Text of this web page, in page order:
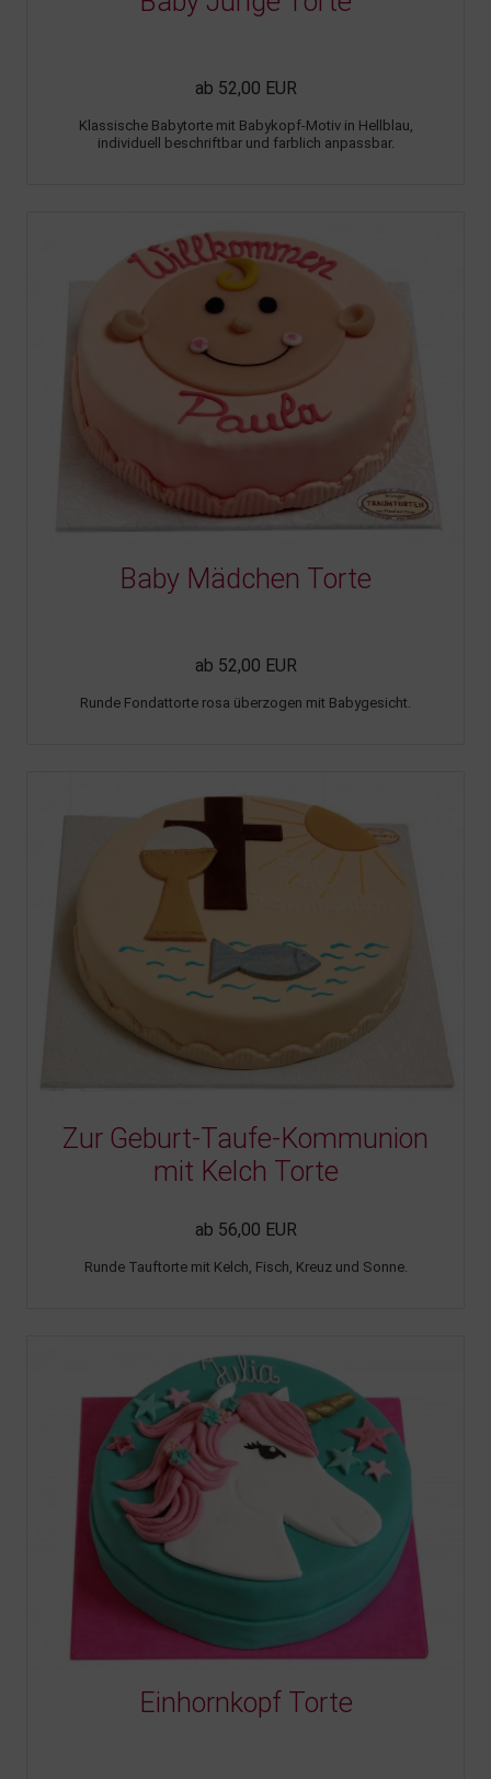
ab 52,00 EUR
Klassische Babytorte mit Babykopf-Motiv in Hellblau,
individuell beschriftbar und farblich anpassbar.
Baby Mädchen Torte
ab 52,00 EUR
Runde Fondattorte rosa überzogen mit Babygesicht.
Zur Geburt-Taufe-Kommunion
mit Kelch Torte
ab 56,00 EUR
Runde Tauftorte mit Kelch, Fisch, Kreuz und Sonne.
Einhornkopf Torte